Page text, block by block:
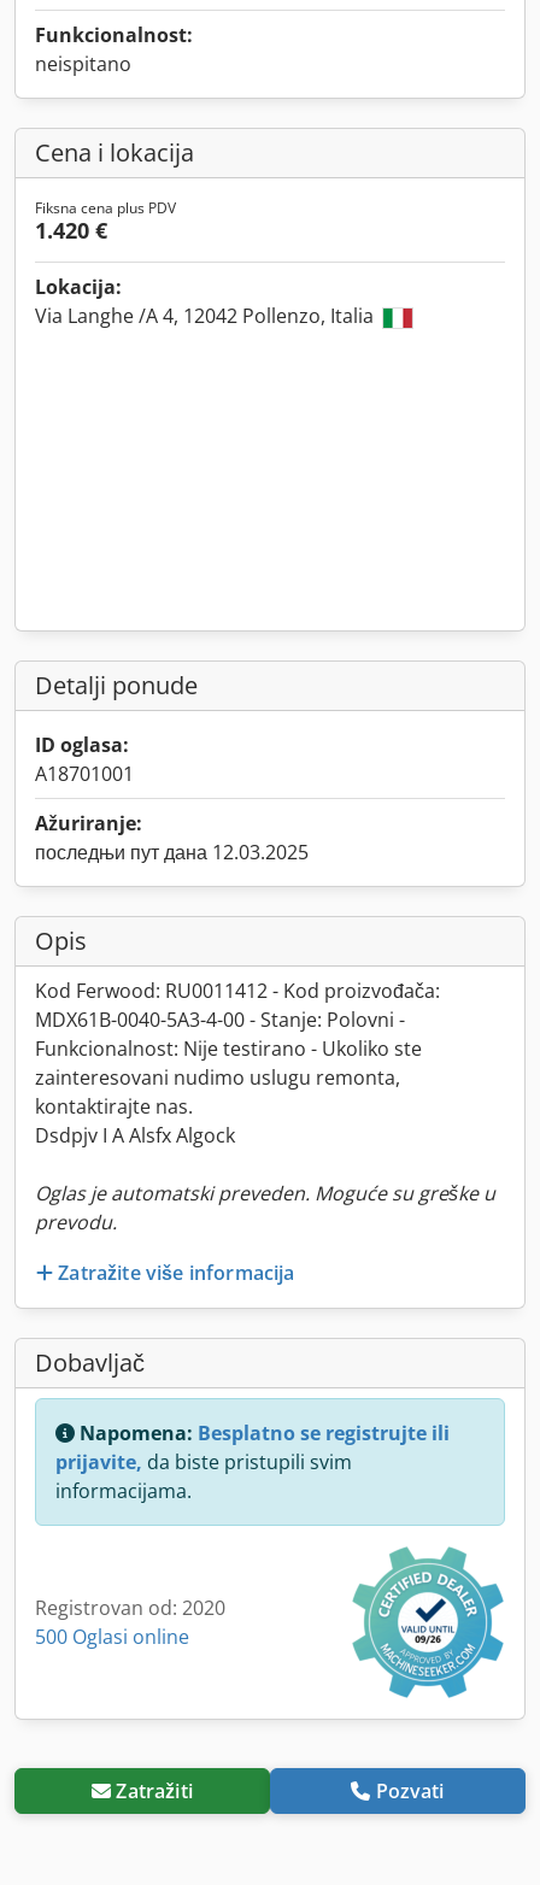
Funkcionalnost:
neispitano
Cena i lokacija
Fiksna cena plus PDV
1.420 €
Lokacija:
Via Langhe /A 4, 12042 Pollenzo, Italia
Detalji ponude
ID oglasa:
A18701001
Ažuriranje:
последњи пут дана 12.03.2025
Opis
Kod Ferwood: RU0011412 - Kod proizvođača:
MDX61B-0040-5A3-4-00 - Stanje: Polovni -
Funkcionalnost: Nije testirano - Ukoliko ste
zainteresovani nudimo uslugu remonta,
kontaktirajte nas.
Dsdpjv I A Alsfx Algock
Oglas je automatski preveden. Moguće su greške u
prevodu.
Zatražite više informacija
Dobavljač
Napomena: Besplatno se registrujte ili
prijavite, da biste pristupili svim
informacijama.
Registrovan od: 2020
500 Oglasi online
Zatražiti Pozvati